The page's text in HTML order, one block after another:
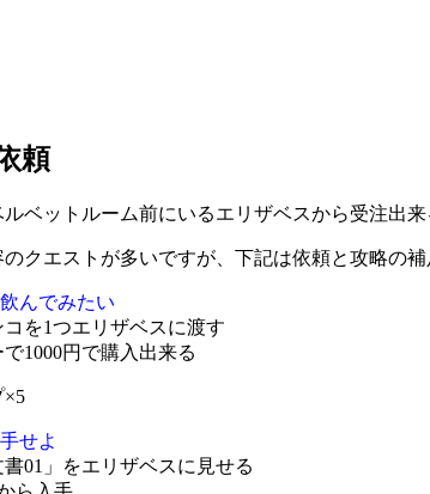
頼
ベットルーム前にいるエリザベスから受注出
クエストが多いですが、下記は依頼と攻略の補
んでみたい
を1つエリザベスに渡す
1000円で購入出来る
×5
せよ
01」をエリザベスに見せる